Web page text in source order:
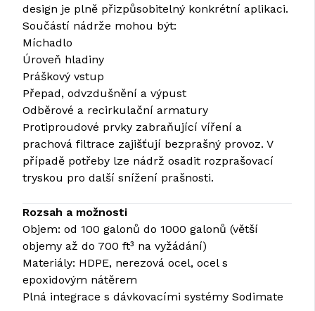
design je plně přizpůsobitelný konkrétní aplikaci.
Součástí nádrže mohou být:
Míchadlo
Úroveň hladiny
Práškový vstup
Přepad, odvzdušnění a výpust
Odběrové a recirkulační armatury
Protiproudové prvky zabraňující víření a
prachová filtrace zajišťují bezprašný provoz. V
případě potřeby lze nádrž osadit rozprašovací
tryskou pro další snížení prašnosti.
Rozsah a možnosti
Objem: od 100 galonů do 1000 galonů (větší
objemy až do 700 ft³ na vyžádání)
Materiály: HDPE, nerezová ocel, ocel s
epoxidovým nátěrem
Plná integrace s dávkovacími systémy Sodimate